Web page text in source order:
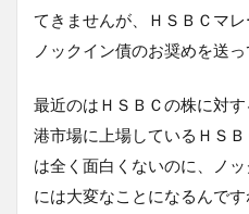
てきませんが、ＨＳＢＣマ
ノックイン債のお奨めを送っ
最近のはＨＳＢＣの株に対
港市場に上場しているＨＳ
は全く面白くないのに、ノ
には大変なことになるんで